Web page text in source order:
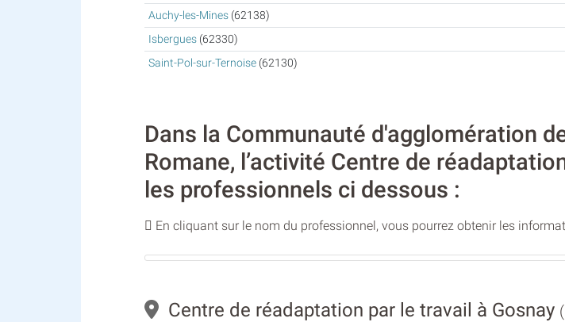
Auchy-les-Mines(62138)
Isbergues(62330)
Saint-Pol-sur-Ternoise(62130)
Dans la Communauté d'agglomération
Romane, l’activité Centre de
les professionnels ci dessous :
En cliquant sur le nom du professionnel, vous pourrez obtenir les
Centre de réadaptation par le travail à Gosnay